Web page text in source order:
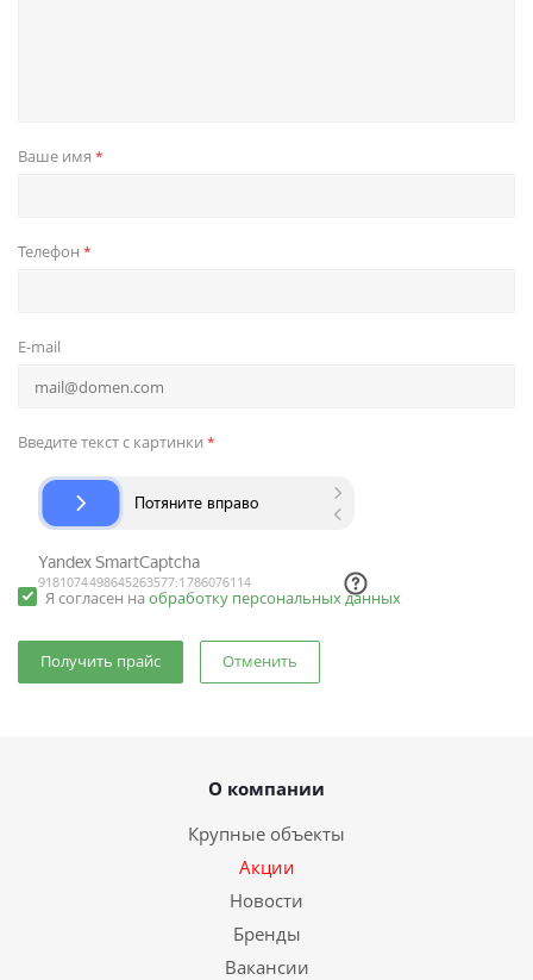
Ваше имя *
Телефон *
E-mail
Введите текст с картинки *
Я согласен на обработку персональных данных
Отменить
О компании
Крупные объекты
Акции
Новости
Бренды
Вакансии